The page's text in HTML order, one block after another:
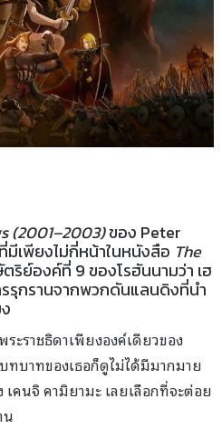
(2001–2003)ของ Peter
เพียงไม่กี่หน้าในหนังสือ The
ริย์องค์ที่ 9 ของโรฮันนามว่า เฮ
รุกรานจากพวกดันแลนดิงที่นำ
ะราชธิดาเพียงองค์เดียวของ
ทบาทของเธอก็ดูไม่ได้มีมากมาย
คนจิ คามิยามะ เลยเลือกที่จะต่อย
น